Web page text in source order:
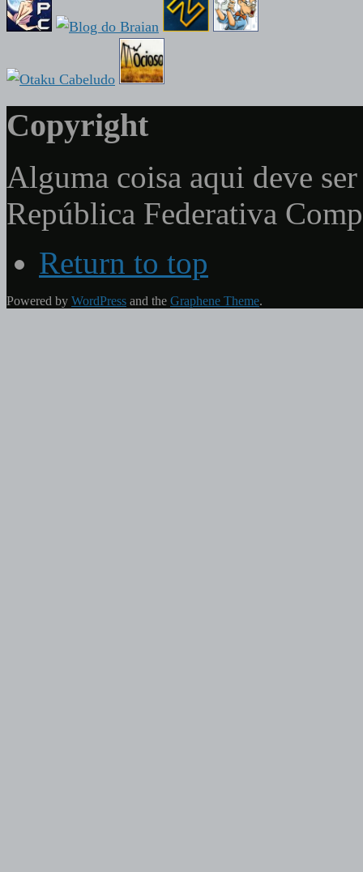
Copyright
Alguma coisa aqui deve
República Federativa
Return to top
Powered by WordPress and the Graphene Theme.